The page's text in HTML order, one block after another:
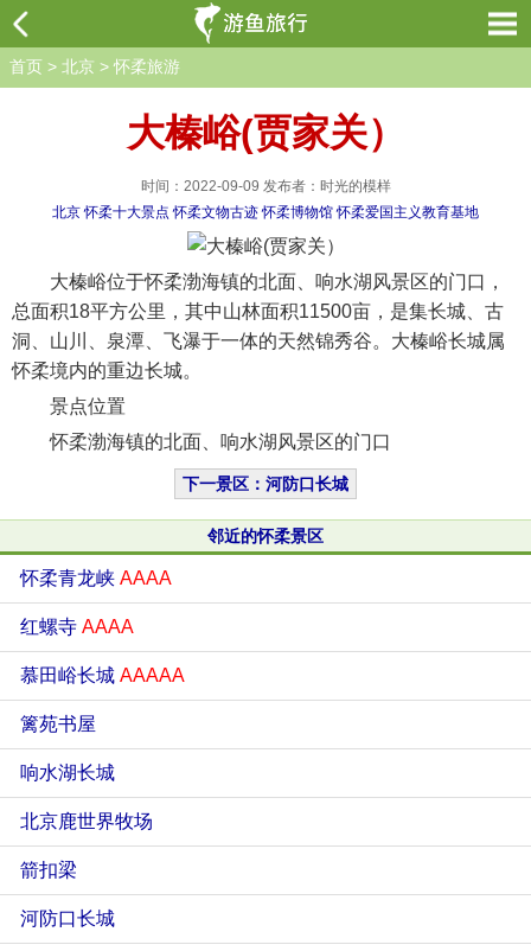
首页 > 北京 >怀柔旅游
大榛峪(贾家关）
时间：2022-09-09 发布者：时光的模样
北京 怀柔十大景点 怀柔文物古迹 怀柔博物馆 怀柔爱国主义教育基地
大榛峪位于怀柔渤海镇的北面、响水湖风景区的门口，
总面积18平方公里，其中山林面积11500亩，是集长城、古
洞、山川、泉潭、飞瀑于一体的天然锦秀谷。大榛峪长城属
怀柔境内的重边长城。
景点位置
怀柔渤海镇的北面、响水湖风景区的门口
下一景区：河防口长城
邻近的怀柔景区
怀柔青龙峡 AAAA
红螺寺 AAAA
慕田峪长城 AAAAA
篱苑书屋
响水湖长城
北京鹿世界牧场
箭扣梁
河防口长城